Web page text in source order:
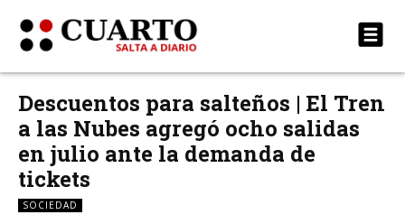
Descuentos para salteños | El Tren
a las Nubes agregó ocho salidas
en julio ante la demanda de
tickets
SOCIEDAD